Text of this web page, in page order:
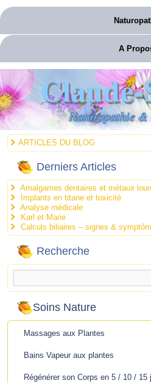
A
Naturopathie &
ARTICLES DU BLOG
Derniers Articles
Amalgames dentaires et métaux
Implants en titane et toxicité
Analyse médicale
Karl et Marie
Calculs biliaires – signes &
Recherche
Soins Nature
Massages aux Plantes
Bains Vapeur aux plantes
Régénérer son Corps en 5 / 10 / 15